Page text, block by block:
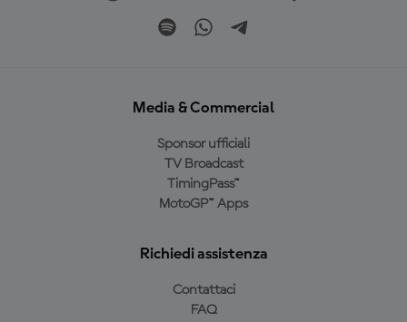
Media & Commercial
Sponsor ufficiali
TV Broadcast
TimingPass™
MotoGP™ Apps
Richiedi assistenza
Contattaci
FAQ